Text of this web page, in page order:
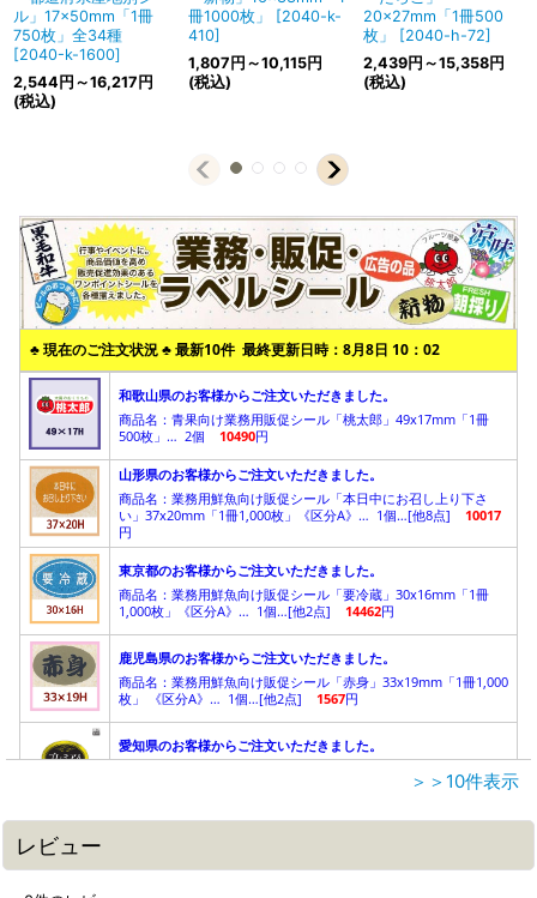
ル」17×50mm「1冊
750枚」全34種
[2040-k-1600]
2,544 円 ～16,217 円
(税込)
冊1000枚」
[2040-k-
410]
1,807 円 ～10,115円
(税込)
20×27mm「1冊500
枚」
[2040-h-72]
2,439円 ～15,358円
(税込)
＞＞10件表示
レビュー